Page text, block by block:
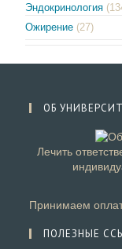
Эндокринология
Ожирение (27)
ОБ
Лечить
Принимаем
ПОЛЕЗНЫЕ